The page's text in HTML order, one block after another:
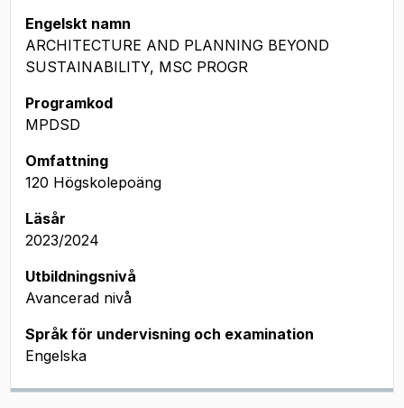
Engelskt namn
ARCHITECTURE AND PLANNING BEYOND
SUSTAINABILITY, MSC PROGR
Programkod
MPDSD
Omfattning
120 Högskolepoäng
Läsår
2023/2024
Utbildningsnivå
Avancerad nivå
Språk för undervisning och examination
Engelska